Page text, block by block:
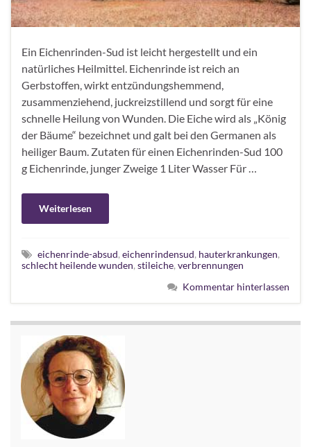
Ein Eichenrinden-Sud ist leicht hergestellt und ein
natürliches Heilmittel. Eichenrinde ist reich an
Gerbstoffen, wirkt entzündungshemmend,
zusammenziehend, juckreizstillend und sorgt für eine
schnelle Heilung von Wunden. Die Eiche wird als „König
der Bäume“ bezeichnet und galt bei den Germanen als
heiliger Baum. Zutaten für einen Eichenrinden-Sud 100
g Eichenrinde, junger Zweige 1 Liter Wasser Für …
Weiterlesen
eichenrinde-absud, eichenrindensud, hauterkrankungen,
schlecht heilende wunden, stileiche, verbrennungen
Kommentar hinterlassen